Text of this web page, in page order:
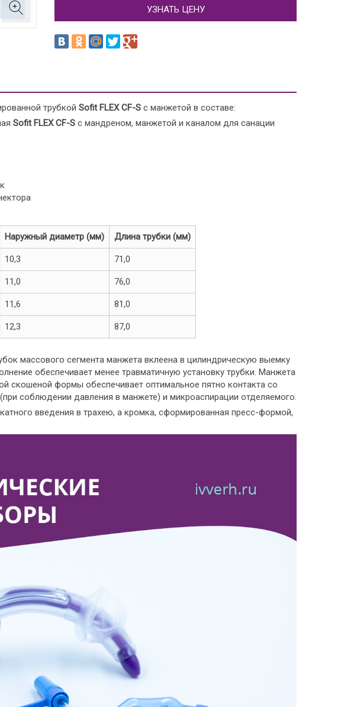
УЗНАТЬ ЦЕНУ
трубкой Sofit FLEXCF-Sс манжетой в составе:
Sofit FLEXCF-Sс мандреном, манжетой и каналом для санации
Наружный диаметр (мм) Длина трубки (мм)
10,3 71,0
11,0 76,0
11,6 81,0
12,3 87,0
массового сегмента манжета вклеена в цилиндрическую выемку
обеспечивает менее травматичную установку трубки. Манжета
скошеной формы обеспечивает оптимальное пятно контакта со
соблюдении давления в манжете) и микроаспирации отделяемого.
введения в трахею, а кромка, сформированная пресс-формой,